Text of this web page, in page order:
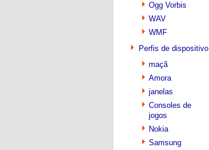
Ogg Vorbis
WAV
WMF
Perfis de dispositivo
maçã
Amora
janelas
Consoles de
jogos
Nokia
Samsung